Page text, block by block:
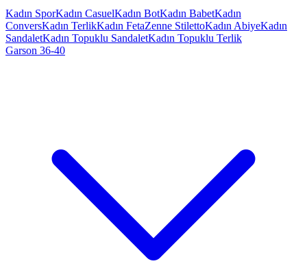
Kadın SporKadın CasuelKadın BotKadın BabetKadın
ConversKadın TerlikKadın FetaZenne StilettoKadın AbiyeKadın
SandaletKadın Topuklu SandaletKadın Topuklu Terlik
Garson 36-40